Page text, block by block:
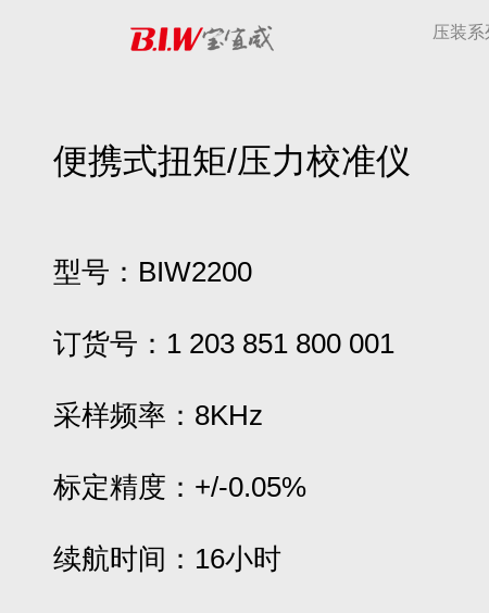
压装系
便携式扭矩/压力校准仪
型号：BIW2200
订货号：1 203 851 800 001
采样频率：8KHz
标定精度：+/-0.05%
续航时间：16小时